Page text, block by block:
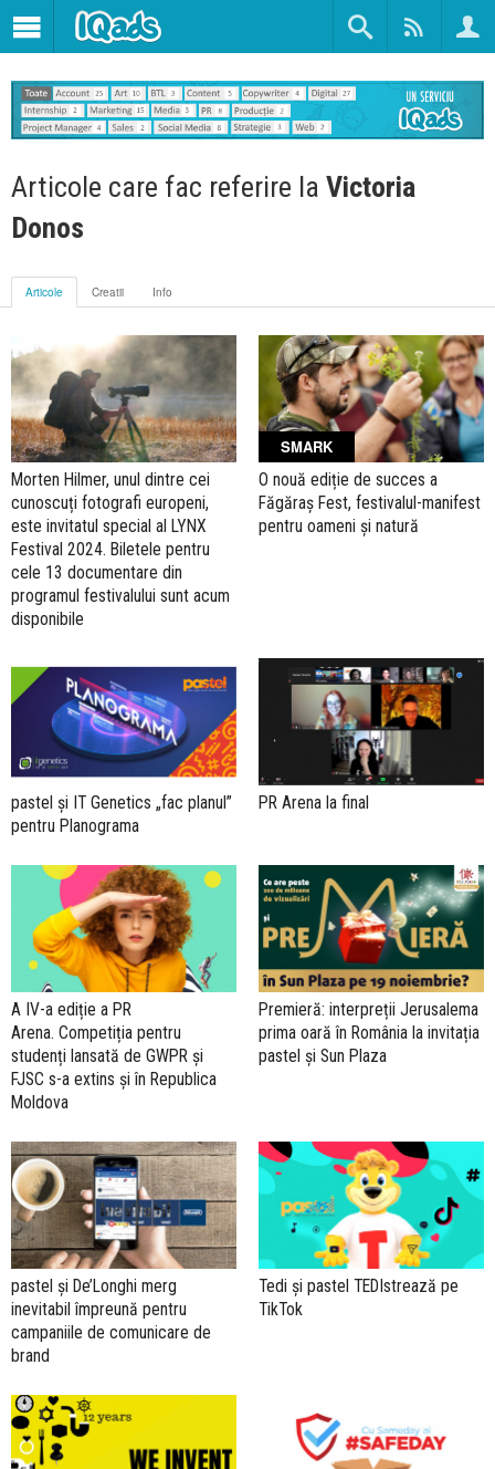
Articole care fac referire la Victoria
Donos
Articole Creatii Info
Morten Hilmer, unul dintre cei
cunoscuți fotografi europeni,
este invitatul special al LYNX
Festival 2024. Biletele pentru
cele 13 documentare din
programul festivalului sunt acum
disponibile
SMARK
O nouă ediție de succes a
Făgăraș Fest, festivalul-manifest
pentru oameni și natură
pastel și IT Genetics „fac planul”
pentru Planograma
PR Arena la final
A IV-a ediție a PR
Arena. Competiția pentru
studenți lansată de GWPR și
FJSC s-a extins și în Republica
Moldova
Premieră: interpreții Jerusalema
prima oară în România la invitația
pastel și Sun Plaza
pastel și De’Longhi merg
inevitabil împreună pentru
campaniile de comunicare de
brand
Tedi și pastel TEDIstrează pe
TikTok